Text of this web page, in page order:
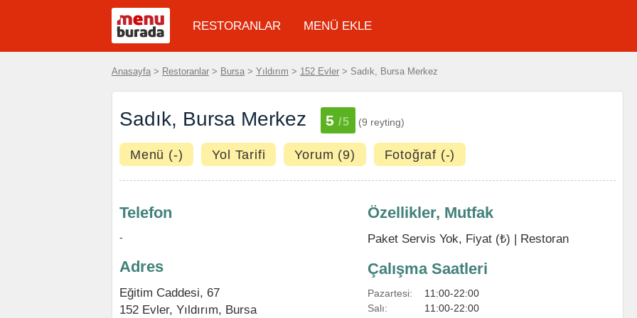
RESTORANLAR MENÜ EKLE
Anasayfa > Restoranlar > Bursa > Yıldırım > 152 Evler > Sadık, Bursa Merkez
Sadık, Bursa Merkez 5 /5 (9 reyting)
Menü (-) Yol Tarifi Yorum (9) Fotoğraf (-)
Telefon
-
Adres
Eğitim Caddesi, 67
152 Evler, Yıldırım, Bursa
Özellikler, Mutfak
Paket Servis Yok, Fiyat (₺) | Restoran
Çalışma Saatleri
Pazartesi:
11:00-22:00
Salı:
11:00-22:00